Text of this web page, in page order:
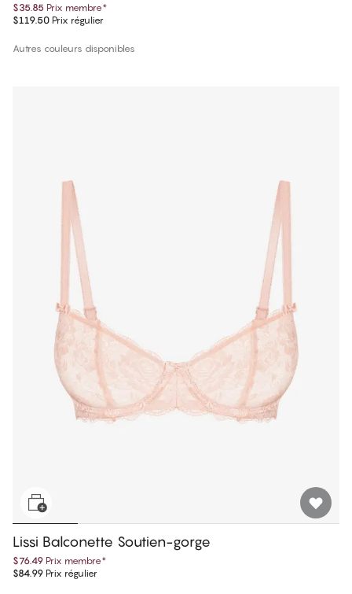
$35.85 Prix membre*
$119.50 Prix régulier
Autres couleurs disponibles
Lissi Balconette Soutien-gorge
$76.49 Prix membre*
$84.99 Prix régulier